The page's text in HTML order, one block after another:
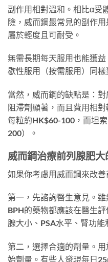
副作用相對溫和。相比α受
險，威而鋼最常見的副作
屬於輕度且可耐受。
無需長期每天服用也能獲
歇性服用（按需服用）同
當然，威而鋼的缺點是：
阻滯劑顯著，而且費用相
每粒約HK$60-100，而坦
200）。
威而鋼治療前列腺肥
如果你考慮用威而鋼來改
第一，先諮詢醫生意見。
BPH的藥物都應該在醫生
腺大小、PSA水平、腎功能
第二，選擇合適的劑量。
始劑量。有些人發現每日